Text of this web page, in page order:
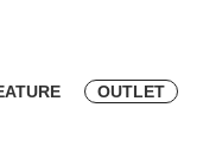
OUTLET